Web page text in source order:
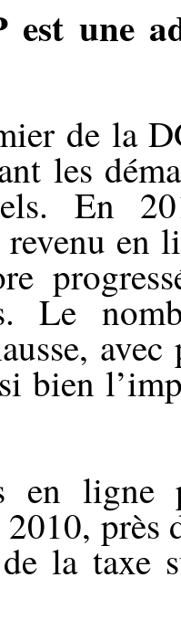
une
de la
les
En
en
Le
bien
en ligne
2010,
la taxe